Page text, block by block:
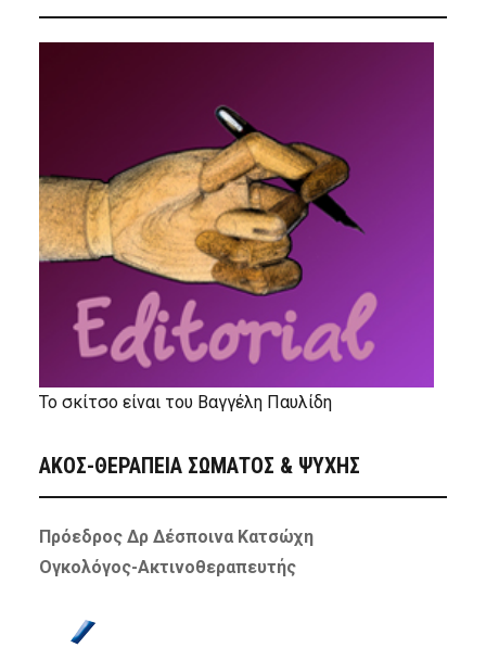
Το σκίτσο είναι του Βαγγέλη Παυλίδη
ΑΚΟΣ-ΘΕΡΑΠΕΙΑ ΣΩΜΑΤΟΣ & ΨΥΧΗΣ
Πρόεδρος Δρ Δέσποινα Κατσώχη
Ογκολόγος-Ακτινοθεραπευτής